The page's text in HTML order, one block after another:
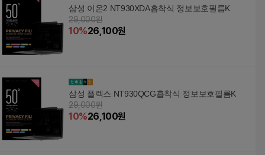
삼성 이온2 NT930XDA흡착식 정보보호필름K
29,000원
10%26,100원
삼성 플렉스 NT930QCG흡착식 정보보호필름K
29,000원
10%26,100원